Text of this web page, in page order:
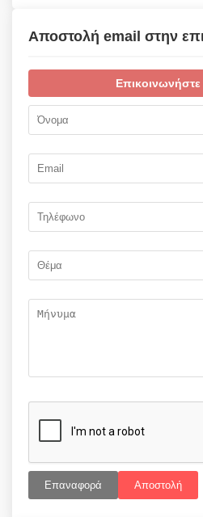
Αποστολή email στην
Επαναφορά Αποστολή